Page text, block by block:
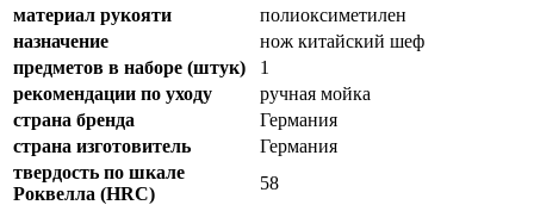
материал рукояти
полиоксиметилен
назначение
нож китайский шеф
предметов в наборе (штук)
1
рекомендации по уходу
ручная мойка
страна бренда
Германия
страна изготовитель
Германия
твердость по шкале
Роквелла (HRC)
58